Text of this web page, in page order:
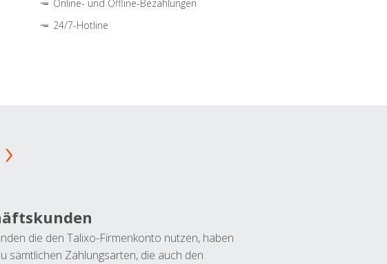
Online- und Offline-Bezahlungen
24/7-Hotline
die den Talixo-Firmenkonto nutzen, haben
sämtlichen Zahlungsarten, die auch den